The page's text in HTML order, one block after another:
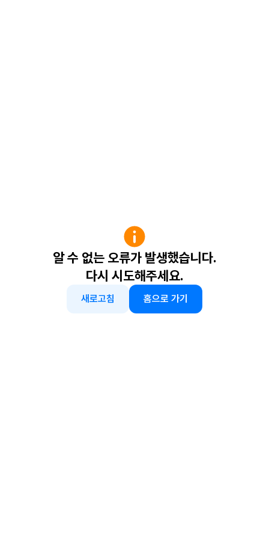
알 수 없는 오류가 발생했습니다.
다시 시도해주세요.
새로고침 홈으로 가기